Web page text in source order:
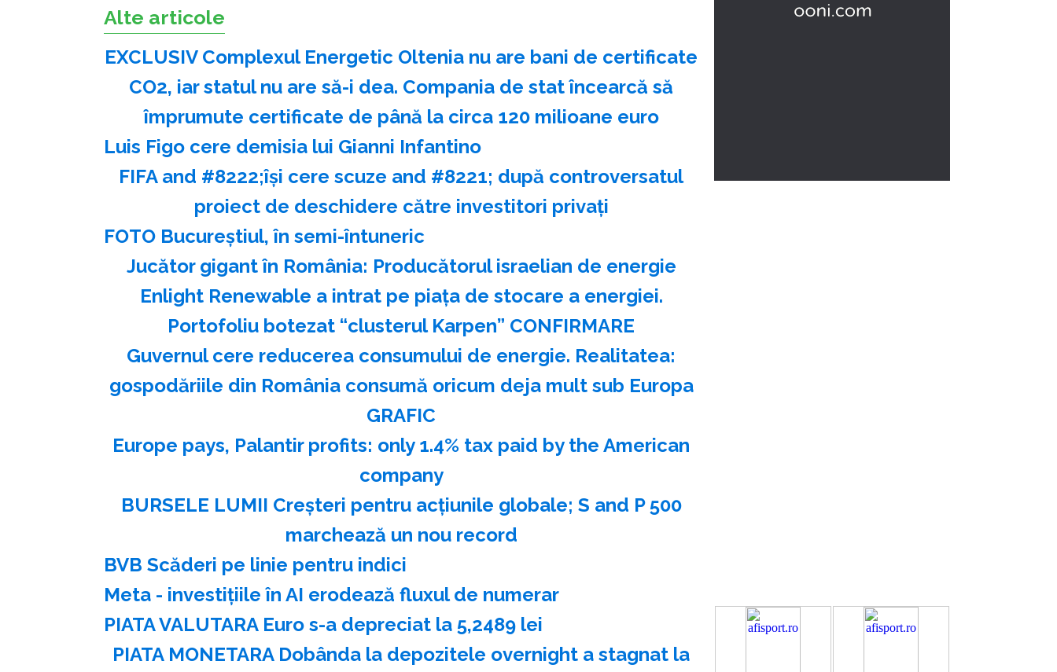
Alte articole
EXCLUSIV Complexul Energetic Oltenia nu are bani de certificate
CO2, iar statul nu are să-i dea. Compania de stat încearcă să
împrumute certificate de până la circa 120 milioane euro
Luis Figo cere demisia lui Gianni Infantino
FIFA and #8222;îşi cere scuze and #8221; după controversatul
proiect de deschidere către investitori privaţi
FOTO Bucureștiul, în semi-întuneric
Jucător gigant în România: Producătorul israelian de energie
Enlight Renewable a intrat pe piața de stocare a energiei.
Portofoliu botezat “clusterul Karpen” CONFIRMARE
Guvernul cere reducerea consumului de energie. Realitatea:
gospodăriile din România consumă oricum deja mult sub Europa
GRAFIC
Europe pays, Palantir profits: only 1.4% tax paid by the American
company
BURSELE LUMII Creşteri pentru acţiunile globale; S and P 500
marchează un nou record
BVB Scăderi pe linie pentru indici
Meta - investiţiile în AI erodează fluxul de numerar
PIATA VALUTARA Euro s-a depreciat la 5,2489 lei
PIATA MONETARA Dobânda la depozitele overnight a stagnat la